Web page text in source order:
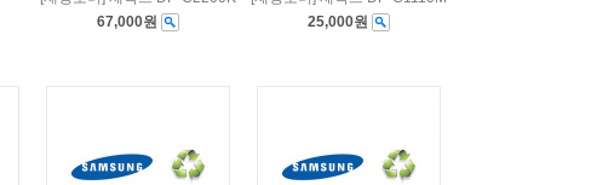
67,000원
25,000원